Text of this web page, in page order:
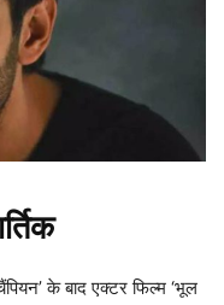
के बाद एक्टर फिल्म ‘भूल